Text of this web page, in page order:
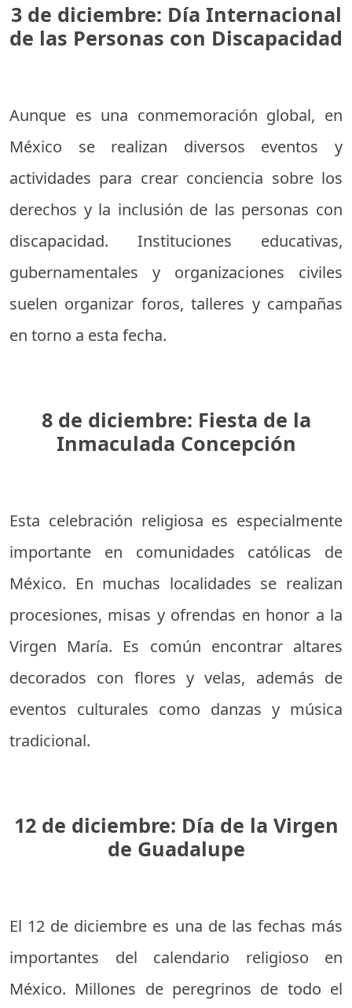
3 de diciembre: Día Internacional
de las Personas con Discapacidad
Aunque es una conmemoración global, en
México se realizan diversos eventos y
actividades para crear conciencia sobre los
derechos y la inclusión de las personas con
discapacidad. Instituciones educativas,
gubernamentales y organizaciones civiles
suelen organizar foros, talleres y campañas
en torno a esta fecha.
8 de diciembre: Fiesta de la
Inmaculada Concepción
Esta celebración religiosa es especialmente
importante en comunidades católicas de
México. En muchas localidades se realizan
procesiones, misas y ofrendas en honor a la
Virgen María. Es común encontrar altares
decorados con flores y velas, además de
eventos culturales como danzas y música
tradicional.
12 de diciembre: Día de la Virgen
de Guadalupe
El 12 de diciembre es una de las fechas más
importantes del calendario religioso en
México. Millones de peregrinos de todo el